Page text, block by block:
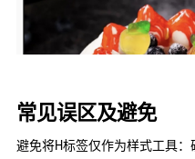
常见误区及避免
避免将H标签仅作为样式工具